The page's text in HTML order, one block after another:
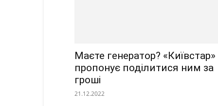
Маєте генератор? «Київстар»
пропонує поділитися ним за
гроші
21.12.2022